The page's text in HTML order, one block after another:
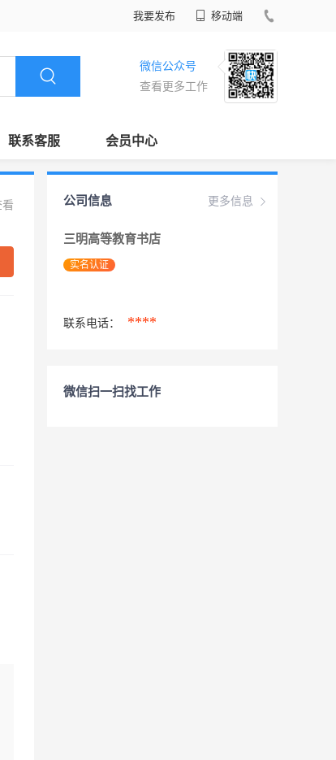
我要发布 移动端
微信公众号
查看更多工作
联系客服 会员中心
看 更多信息
公司信息
三明高等教育书店
实名认证
联系电话： ****
微信扫一扫找工作